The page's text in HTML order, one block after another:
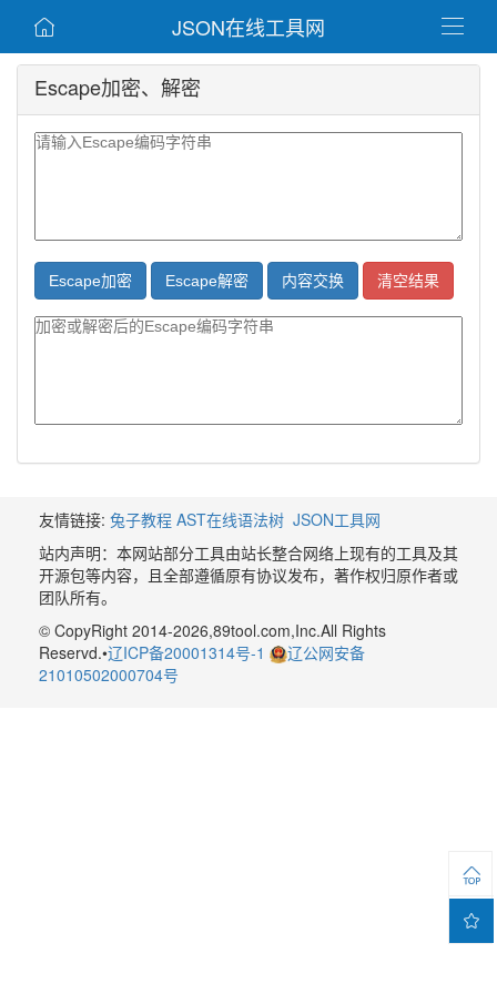
 JSON在线工具网 
Escape加密、解密
Escape加密 Escape解密 内容交换 清空结果
友情链接: 兔子教程 AST在线语法树 JSON工具网
站内声明：本网站部分工具由站长整合网络上现有的工具及其
开源包等内容，且全部遵循原有协议发布，著作权归原作者或
团队所有。
© CopyRight 2014-2026,89tool.com,Inc.All Rights
Reservd.•辽ICP备20001314号-1
辽公网安备
21010502000704号

